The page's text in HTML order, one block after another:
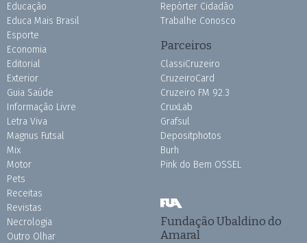
Educação
Educa Mais Brasil
Esporte
Economia
Editorial
Exterior
Guia Saúde
Informação Livre
Letra Viva
Magnus Futsal
Mix
Motor
Pets
Receitas
Revistas
Necrologia
Outro Olhar
Repórter Cidadão
Trabalhe Conosco
Parceiros
ClassiCruzeiro
CruzeiroCard
Cruzeiro FM 92.3
CruxLab
Grafsul
Depositphotos
Burh
Pink do Bem OSSEL
Fundação Ubaldino do
Amaral